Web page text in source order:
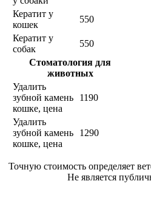
Кератит у
кошек
550
Кератит у
собак
550
Стоматология для
животных
Удалить
зубной камень
кошке, цена
1190
Удалить
зубной камень
кошке, цена
1290
Точную стоимость определяет
Не является